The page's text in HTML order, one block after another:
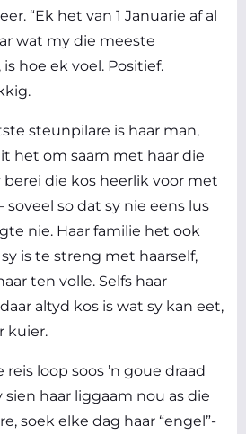
“Ek het van 1 Januarie af al
wat my die meeste
hoe ek voel. Positief.
steunpilare is haar man,
het om saam met haar die
die kos heerlik voor met
soveel so dat sy nie eens lus
nie. Haar familie het ook
is te streng met haarself,
ten volle. Selfs haar
altyd kos is wat sy kan eet,
kuier.
loop soos ’n goue draad
sien haar liggaam nou as die
soek elke dag haar “engel”-